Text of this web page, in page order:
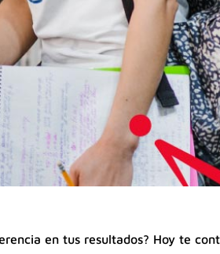
en tus resultados? Hoy te